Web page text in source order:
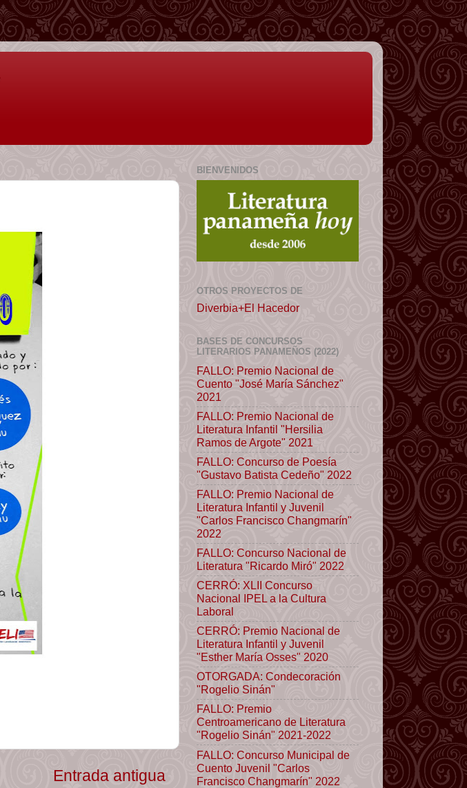
Entrada antigua
BIENVENIDOS
OTROS PROYECTOS DE
Diverbia+El Hacedor
BASES DE CONCURSOS
LITERARIOS PANAMEÑOS (2022)
FALLO: Premio Nacional de
Cuento "José María Sánchez"
2021
FALLO: Premio Nacional de
Literatura Infantil "Hersilia
Ramos de Argote" 2021
FALLO: Concurso de Poesía
"Gustavo Batista Cedeño" 2022
FALLO: Premio Nacional de
Literatura Infantil y Juvenil
"Carlos Francisco Changmarín"
2022
FALLO: Concurso Nacional de
Literatura "Ricardo Miró" 2022
CERRÓ: XLII Concurso
Nacional IPEL a la Cultura
Laboral
CERRÓ: Premio Nacional de
Literatura Infantil y Juvenil
"Esther María Osses" 2020
OTORGADA: Condecoración
"Rogelio Sinán"
FALLO: Premio
Centroamericano de Literatura
"Rogelio Sinán" 2021-2022
FALLO: Concurso Municipal de
Cuento Juvenil "Carlos
Francisco Changmarín" 2022